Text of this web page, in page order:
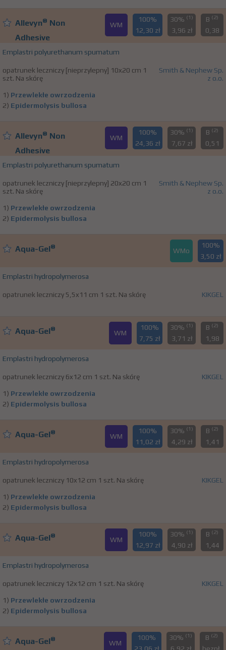
Allevyn® Non
Adhesive
WM
100%
12,30 zł
30% (1)
3,96 zł
B (2)
0,38
Emplastri polyurethanum spumatum
opatrunek leczniczy [nieprzylepny] 10x20 cm 1
szt. Na skórę
Smith & Nephew Sp.
z o.o.
1) Przewlekłe owrzodzenia
2) Epidermolysis bullosa
Allevyn® Non
Adhesive
WM
100%
24,36 zł
30% (1)
7,67 zł
B (2)
0,51
Emplastri polyurethanum spumatum
opatrunek leczniczy [nieprzylepny] 20x20 cm 1
szt. Na skórę
Smith & Nephew Sp.
z o.o.
1) Przewlekłe owrzodzenia
2) Epidermolysis bullosa
Aqua-Gel® WMo
100%
3,50 zł
Emplastri hydropolymerosa
opatrunek leczniczy 5,5x11 cm 1 szt. Na skórę KIKGEL
Aqua-Gel® WM
100%
7,75 zł
30% (1)
3,71 zł
B (2)
1,98
Emplastri hydropolymerosa
opatrunek leczniczy 6x12 cm 1 szt. Na skórę KIKGEL
1) Przewlekłe owrzodzenia
2) Epidermolysis bullosa
Aqua-Gel® WM
100%
11,02 zł
30% (1)
4,29 zł
B (2)
1,41
Emplastri hydropolymerosa
opatrunek leczniczy 10x12 cm 1 szt. Na skórę KIKGEL
1) Przewlekłe owrzodzenia
2) Epidermolysis bullosa
Aqua-Gel® WM
100%
12,97 zł
30% (1)
4,90 zł
B (2)
1,44
Emplastri hydropolymerosa
opatrunek leczniczy 12x12 cm 1 szt. Na skórę KIKGEL
1) Przewlekłe owrzodzenia
2) Epidermolysis bullosa
Aqua-Gel® WM
100%
30% (1) B (2)